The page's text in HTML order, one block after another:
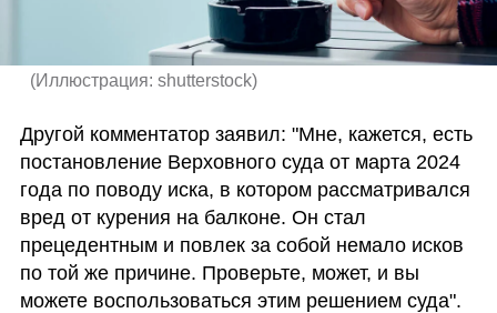
(Иллюстрация: shutterstock)
Другой комментатор заявил: "Мне, кажется, есть
постановление Верховного суда от марта 2024
года по поводу иска, в котором рассматривался
вред от курения на балконе. Он стал
прецедентным и повлек за собой немало исков
по той же причине. Проверьте, может, и вы
можете воспользоваться этим решением суда".